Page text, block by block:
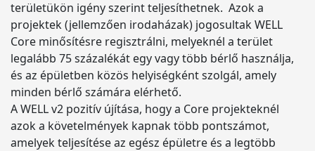
területükön igény szerint teljesíthetnek. Azok a
projektek (jellemzően irodaházak) jogosultak WELL
Core minősítésre regisztrálni, melyeknél a terület
legalább 75 százalékát egy vagy több bérlő használja,
és az épületben közös helyiségként szolgál, amely
minden bérlő számára elérhető.
A WELL v2 pozitív újítása, hogy a Core projekteknél
azok a követelmények kapnak több pontszámot,
amelyek teljesítése az egész épületre és a legtöbb